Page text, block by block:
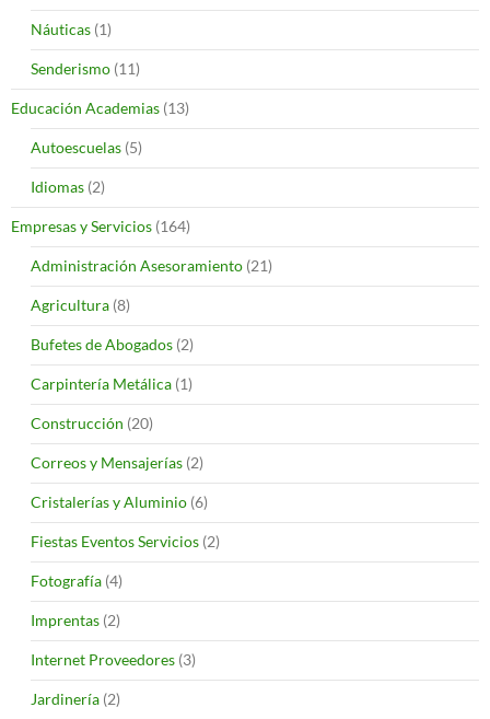
Náuticas (1)
Senderismo (11)
Educación Academias (13)
Autoescuelas (5)
Idiomas (2)
Empresas y Servicios (164)
Administración Asesoramiento (21)
Agricultura (8)
Bufetes de Abogados (2)
Carpintería Metálica (1)
Construcción (20)
Correos y Mensajerías (2)
Cristalerías y Aluminio (6)
Fiestas Eventos Servicios (2)
Fotografía (4)
Imprentas (2)
Internet Proveedores (3)
Jardinería (2)